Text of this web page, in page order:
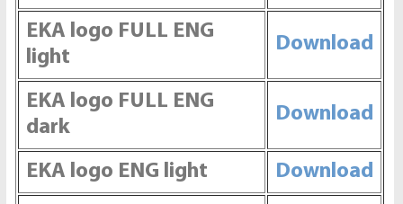
EKA logo FULL ENG
light
Download
EKA logo FULL ENG
dark
Download
EKA logo ENG light Download